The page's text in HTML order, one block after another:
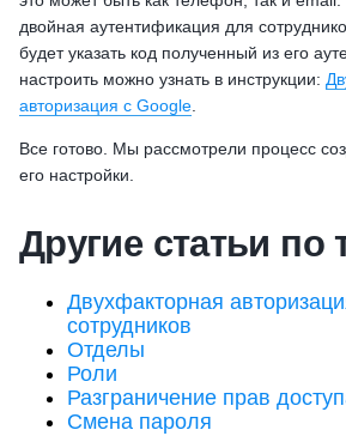
двойная аутентификация для
будет указать код полученный из его
настроить можно узнать в инструкции:
авторизация с Google.
Все готово. Мы рассмотрели процесс
его настройки.
Другие статьи по
Двухфакторная
сотрудников
Отделы
Роли
Разграничение прав
Смена пароля